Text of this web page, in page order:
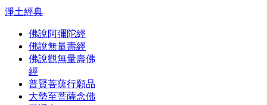
淨土經典
佛說阿彌陀經
佛說無量壽經
佛說觀無量壽佛
經
普賢菩薩行願品
大勢至菩薩念佛